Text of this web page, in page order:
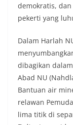
demokratis,
pekerti yang
Dalam Harlah
dibagikan
Abad NU
Bantuan air
relawan
lima titik di